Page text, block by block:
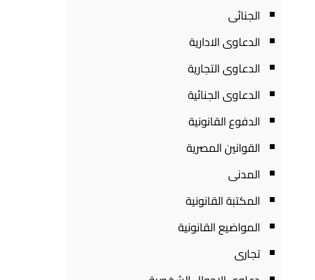
الجنائى
الدعاوى الادارية
الدعاوى التجارية
الدعاوى الجنائية
الدفوع القانونية
القوانين المصرية
المدنى
المكتبة القانونية
المواضيع القانونية
تجارى